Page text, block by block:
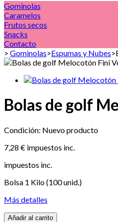
Gominolas
Caramelos
Frutos secos
Snacks
Contacto
> Gominolas>Espumas y Nubes>
Bolas de golf
Condición: Nuevo producto
7,28 € impuestos inc.
impuestos inc.
Bolsa 1 Kilo (100 unid.)
Más detalles
Añadir al carrito